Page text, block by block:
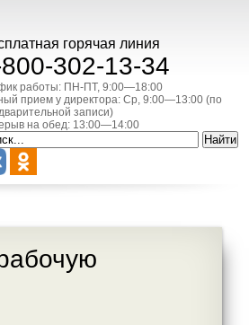
горячая линия
302-13-34
работы: ПН-ПТ, 9:00—18:00
прием у директора: Ср, 9:00—13:00 (по
записи)
на обед: 13:00—14:00